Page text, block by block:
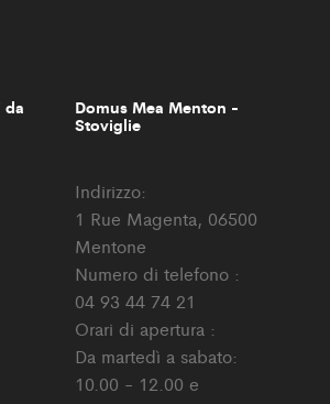
da
Domus Mea Menton -
Stoviglie
Indirizzo:
1 Rue Magenta, 06500
Mentone
Numero di telefono :
04 93 44 74 21
Orari di apertura :
Da martedì a sabato:
10.00 - 12.00 e